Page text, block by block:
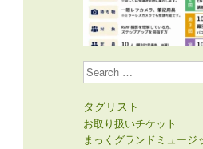
Search
タグリスト
お取り扱いチケット
まっくグランドミュージ